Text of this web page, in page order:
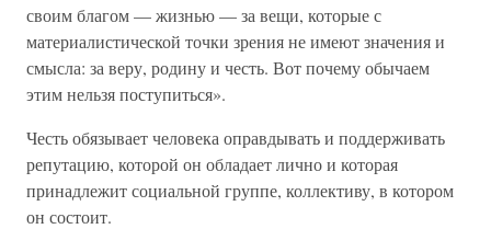
своим благом — жизнью — за вещи, которые с
материалистической точки зрения не имеют значения и
смысла: за веру, родину и честь. Вот почему обычаем
этим нельзя поступиться».
Честь обязывает человека оправдывать и поддерживать
репутацию, которой он обладает лично и которая
принадлежит социальной группе, коллективу, в котором
он состоит.